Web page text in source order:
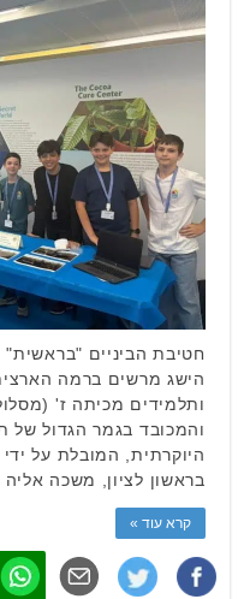
חטיבת הביניים
הישג מרשים ברמה
ותלמידים מכיתה ז'
והמכובד בגמר הגדול של
היוקרתית, המובלת על
בראשון לציון, משכה
קרא עוד »